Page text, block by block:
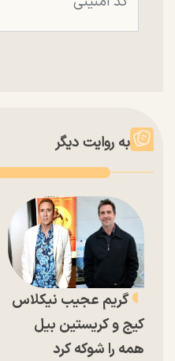
به روایت دیگر
گریم عجیب نیکلاس
کیج و کریستین بیل
همه را شوکه کرد